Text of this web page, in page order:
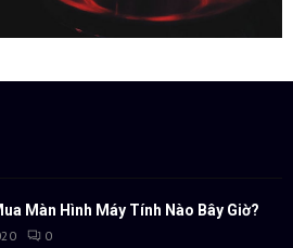
Màn Hình Máy Tính Nào Bây Giờ?
0